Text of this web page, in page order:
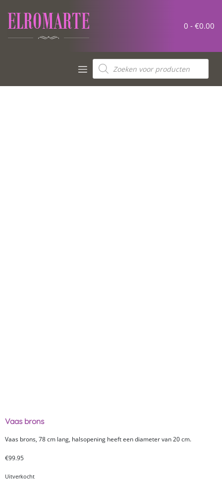
0 - €0.00
Vaas brons
Vaas brons, 78 cm lang, halsopening heeft een diameter van 20 cm.
€99.95
Uitverkocht